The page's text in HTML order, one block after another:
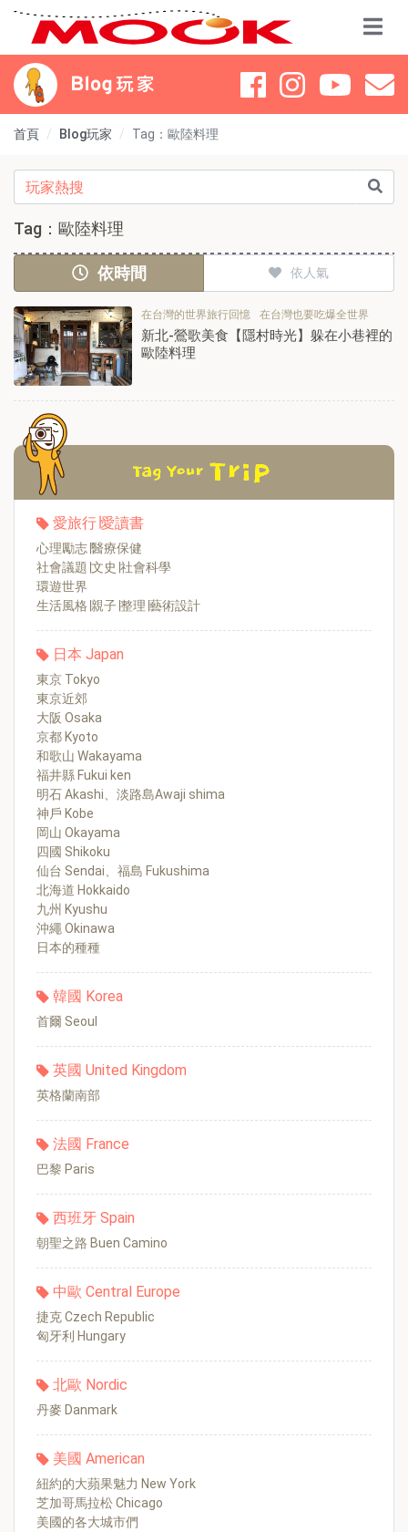
首頁 Blog玩家 Tag：歐陸料理
Tag：歐陸料理
依時間 依人氣
在台灣的世界旅行回憶 在台灣也要吃爆全世界
新北-鶯歌美食【隱村時光】躲在小巷裡的
歐陸料理
愛旅行∣愛讀書
心理勵志∣醫療保健
社會議題∣文史∣社會科學
環遊世界
生活風格∣親子∣整理∣藝術設計
日本 Japan
東京 Tokyo
東京近郊
大阪 Osaka
京都 Kyoto
和歌山 Wakayama
福井縣 Fukui ken
明石 Akashi、淡路島Awaji shima
神戶 Kobe
岡山 Okayama
四國 Shikoku
仙台 Sendai、福島 Fukushima
北海道 Hokkaido
九州 Kyushu
沖繩 Okinawa
日本的種種
韓國 Korea
首爾 Seoul
英國 United Kingdom
英格蘭南部
法國 France
巴黎 Paris
西班牙 Spain
朝聖之路 Buen Camino
中歐 Central Europe
捷克 Czech Republic
匈牙利 Hungary
北歐 Nordic
丹麥 Danmark
美國 American
紐約的大蘋果魅力 New York
芝加哥馬拉松 Chicago
美國的各大城市們